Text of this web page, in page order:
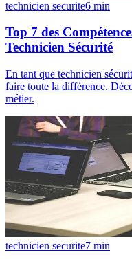
technicien securite6 min
Top 7 des
Technicien Sécurité
En tant que technicien
faire toute la différence.
métier.
technicien securite7 min